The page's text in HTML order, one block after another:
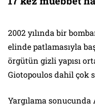
2002 yılında bir
elinde patlamasıyla
örgütün gizli yapısı
Giotopoulos dahil çok
Yargılama